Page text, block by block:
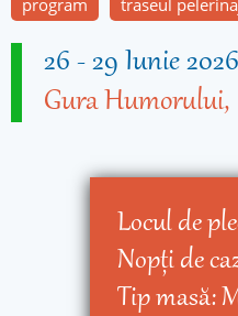
program traseul
26 -29 Iunie 2026
Gura Humorului
Locul de
Nopţi de
Tip masă: